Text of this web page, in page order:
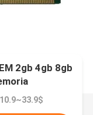
2gb 4gb 8gb